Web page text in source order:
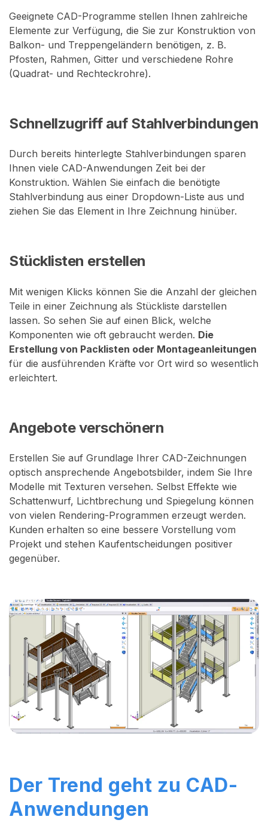
Geeignete CAD-Programme stellen Ihnen zahlreiche
Elemente zur Verfügung, die Sie zur Konstruktion von
Balkon- und Treppengeländern benötigen, z. B.
Pfosten, Rahmen, Gitter und verschiedene Rohre
(Quadrat- und Rechteckrohre).
Schnellzugriff auf Stahlverbindungen
Durch bereits hinterlegte Stahlverbindungen sparen
Ihnen viele CAD-Anwendungen Zeit bei der
Konstruktion. Wählen Sie einfach die benötigte
Stahlverbindung aus einer Dropdown-Liste aus und
ziehen Sie das Element in Ihre Zeichnung hinüber.
Stücklisten erstellen
Mit wenigen Klicks können Sie die Anzahl der gleichen
Teile in einer Zeichnung als Stückliste darstellen
lassen. So sehen Sie auf einen Blick, welche
Komponenten wie oft gebraucht werden. Die
Erstellung von Packlisten oder Montageanleitungen
für die ausführenden Kräfte vor Ort wird so wesentlich
erleichtert.
Angebote verschönern
Erstellen Sie auf Grundlage Ihrer CAD-Zeichnungen
optisch ansprechende Angebotsbilder, indem Sie Ihre
Modelle mit Texturen versehen. Selbst Effekte wie
Schattenwurf, Lichtbrechung und Spiegelung können
von vielen Rendering-Programmen erzeugt werden.
Kunden erhalten so eine bessere Vorstellung vom
Projekt und stehen Kaufentscheidungen positiver
gegenüber.
Der Trend geht zu CAD-
Anwendungen